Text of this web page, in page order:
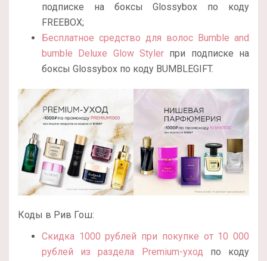
подписке на боксы Glossybox по коду
FREEBOX;
Бесплатное средство для волос Bumble and
bumble Deluxe Glow Styler при подписке на
боксы Glossybox по коду BUMBLEGIFT.
Коды в Рив Гош:
Скидка 1000 рублей при покупке от 10 000
рублей из раздела Premium-уход по коду